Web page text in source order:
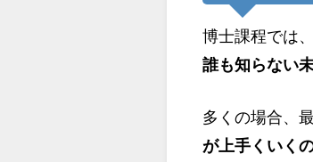
博士課程では
誰も知らない
多くの場合、
が上手くいく